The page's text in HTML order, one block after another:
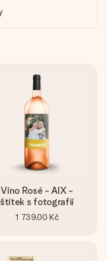
jen spousta
Víno Rosé - AIX -
štítek s fotografií
1 739,00 Kč